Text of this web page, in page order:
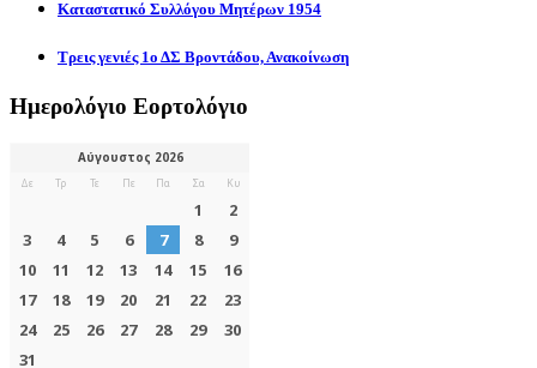
Καταστατικό Συλλόγου Μητέρων 1954
Τρεις γενιές 1ο ΔΣ Βροντάδου, Ανακοίνωση
Ημερολόγιο Εορτολόγιο